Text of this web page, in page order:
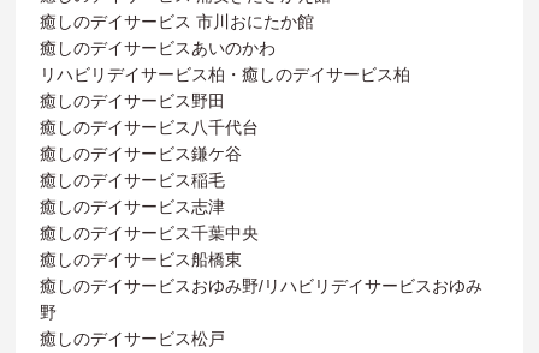
癒しのデイサービス 市川おにたか館
癒しのデイサービスあいのかわ
リハビリデイサービス柏・癒しのデイサービス柏
癒しのデイサービス野田
癒しのデイサービス八千代台
癒しのデイサービス鎌ケ谷
癒しのデイサービス稲毛
癒しのデイサービス志津
癒しのデイサービス千葉中央
癒しのデイサービス船橋東
癒しのデイサービスおゆみ野/リハビリデイサービスおゆみ
野
癒しのデイサービス松戸